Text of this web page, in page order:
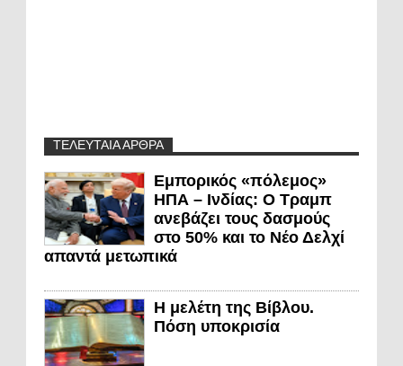
ΤΕΛΕΥΤΑΙΑ ΑΡΘΡΑ
Εμπορικός «πόλεμος»
ΗΠΑ – Ινδίας: Ο Τραμπ
ανεβάζει τους δασμούς
στο 50% και το Νέο Δελχί
απαντά μετωπικά
Η μελέτη της Βίβλου.
Πόση υποκρισία